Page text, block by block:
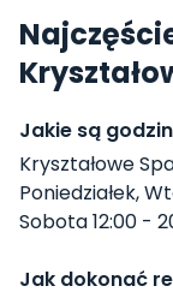
Jakie są
Kryształowe
Poniedziałek,
Sobota 12:00 -
Jak dokonać